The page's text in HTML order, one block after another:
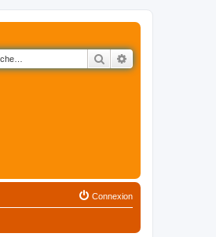
Rechercher
Connexion